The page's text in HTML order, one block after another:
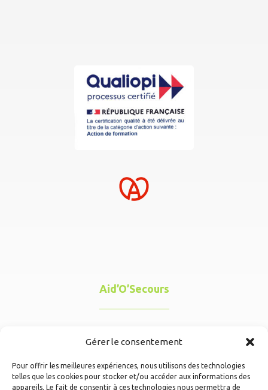
Gérer le consentement
Pour offrir les meilleures expériences, nous utilisons des technologies
telles que les cookies pour stocker et/ou accéder aux informations des
appareils. Le fait de consentir à ces technologies nous permettra de
Aid’O’Secours
32a route de Lobsann, 67250 Kutzenhausen
06 88 54 56 23